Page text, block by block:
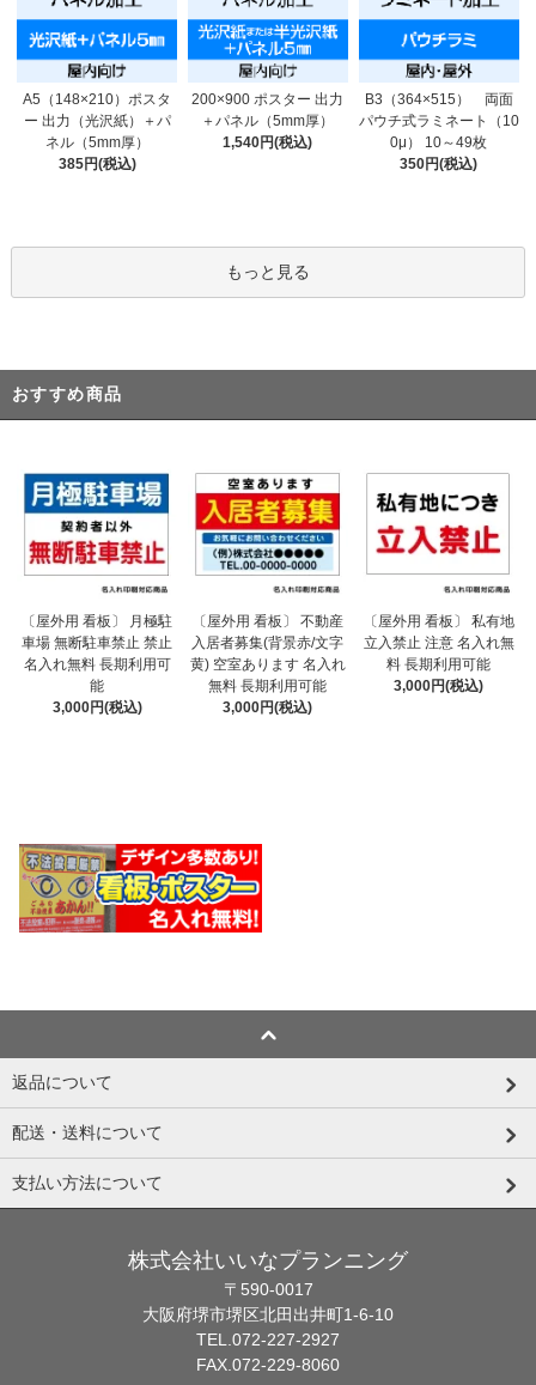
A5（148×210）ポスタ
ー 出力（光沢紙）＋パ
ネル（5mm厚）
385円(税込)
200×900 ポスター 出力
＋パネル（5mm厚）
1,540円(税込)
B3（364×515） 両面
パウチ式ラミネート（10
0μ） 10～49枚
350円(税込)
もっと見る
おすすめ商品
〔屋外用 看板〕 月極駐
車場 無断駐車禁止 禁止
名入れ無料 長期利用可
能
3,000円(税込)
〔屋外用 看板〕 不動産
入居者募集(背景赤/文字
黄) 空室あります 名入れ
無料 長期利用可能
3,000円(税込)
〔屋外用 看板〕 私有地
立入禁止 注意 名入れ無
料 長期利用可能
3,000円(税込)
返品について
配送・送料について
支払い方法について
株式会社いいなプランニング
〒590-0017
大阪府堺市堺区北田出井町1-6-10
TEL.072-227-2927
FAX.072-229-8060